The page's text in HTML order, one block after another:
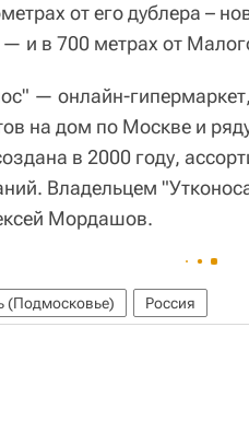
от его дублера –
— и в 700 метрах от
— онлайн-
на дом по Москве и
в 2000 году,
Владельцем
Мордашов.
(Подмосковье) Россия